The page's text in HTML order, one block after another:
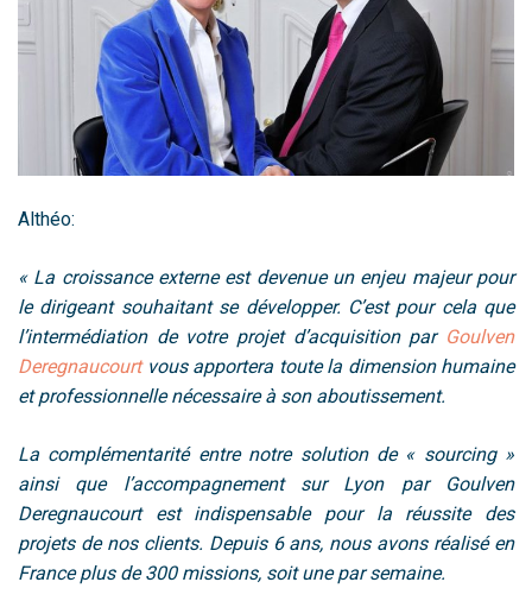
Althéo:
« La croissance externe est devenue un enjeu majeur pour
le dirigeant souhaitant se développer. C’est pour cela que
l’intermédiation de votre projet d’acquisition par Goulven
Deregnaucourtvous apportera toute la dimension humaine
et professionnelle nécessaire à son aboutissement.
La complémentaritéentre notre solution de « sourcing »
ainsi que l’accompagnement sur Lyon par Goulven
Deregnaucourt est indispensable pour la réussite des
projets de nos clients. Depuis 6 ans, nous avons réalisé en
France plus de 300 missions, soit une par semaine.